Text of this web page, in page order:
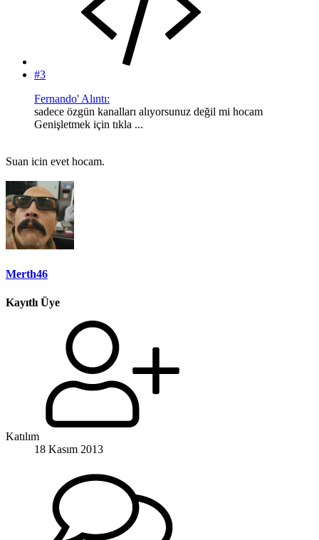
#3
Fernando' Alıntı:
sadece özgün kanalları alıyorsunuz değil mi hocam
Genişletmek için tıkla ...
Suan icin evet hocam.
Merth46
Kayıtlı Üye
Katılım
18 Kasım 2013